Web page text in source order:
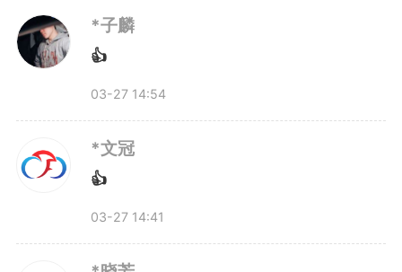
求，鼓励用人单位在保障正常生产
秩序的前提下，支持职工灵活拆分
带薪年休假，与孩子的春秋假、法
定节假日拼合，实现错峰休假、出
这不是一个部门的“单兵作
*子麟
👍
03-27 14:54
*文冠
👍
03-27 14:41